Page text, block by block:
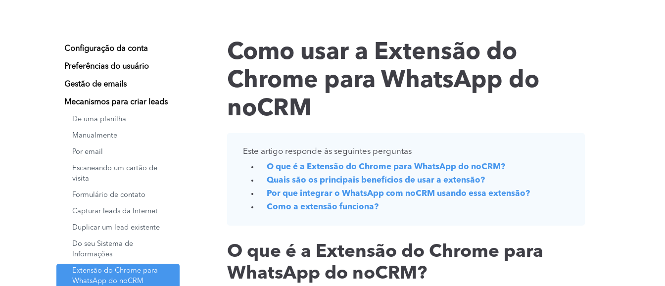
Configuração da conta
Preferências do usuário
Gestão de emails
Mecanismos para criar leads
De uma planilha
Manualmente
Por email
Escaneando um cartão de
visita
Formulário de contato
Capturar leads da Internet
Duplicar um lead existente
Do seu Sistema de
Informações
Extensão do Chrome para
WhatsApp do noCRM
Como usar a Extensão do
Chrome para WhatsApp do
noCRM
Este artigo responde às seguintes perguntas
O que é a Extensão do Chrome para WhatsApp do noCRM?
Quais são os principais benefícios de usar a extensão?
Por que integrar o WhatsApp com noCRM usando essa extensão?
Como a extensão funciona?
O que é a Extensão do Chrome para
WhatsApp do noCRM?